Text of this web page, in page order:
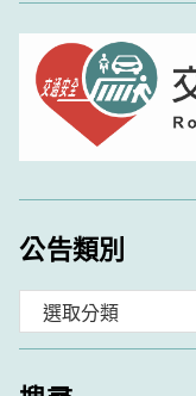
公告類別
類